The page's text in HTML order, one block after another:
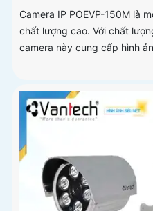
Camera IP POEVP-150M là
chất lượng cao. Với chất
camera này cung cấp hình